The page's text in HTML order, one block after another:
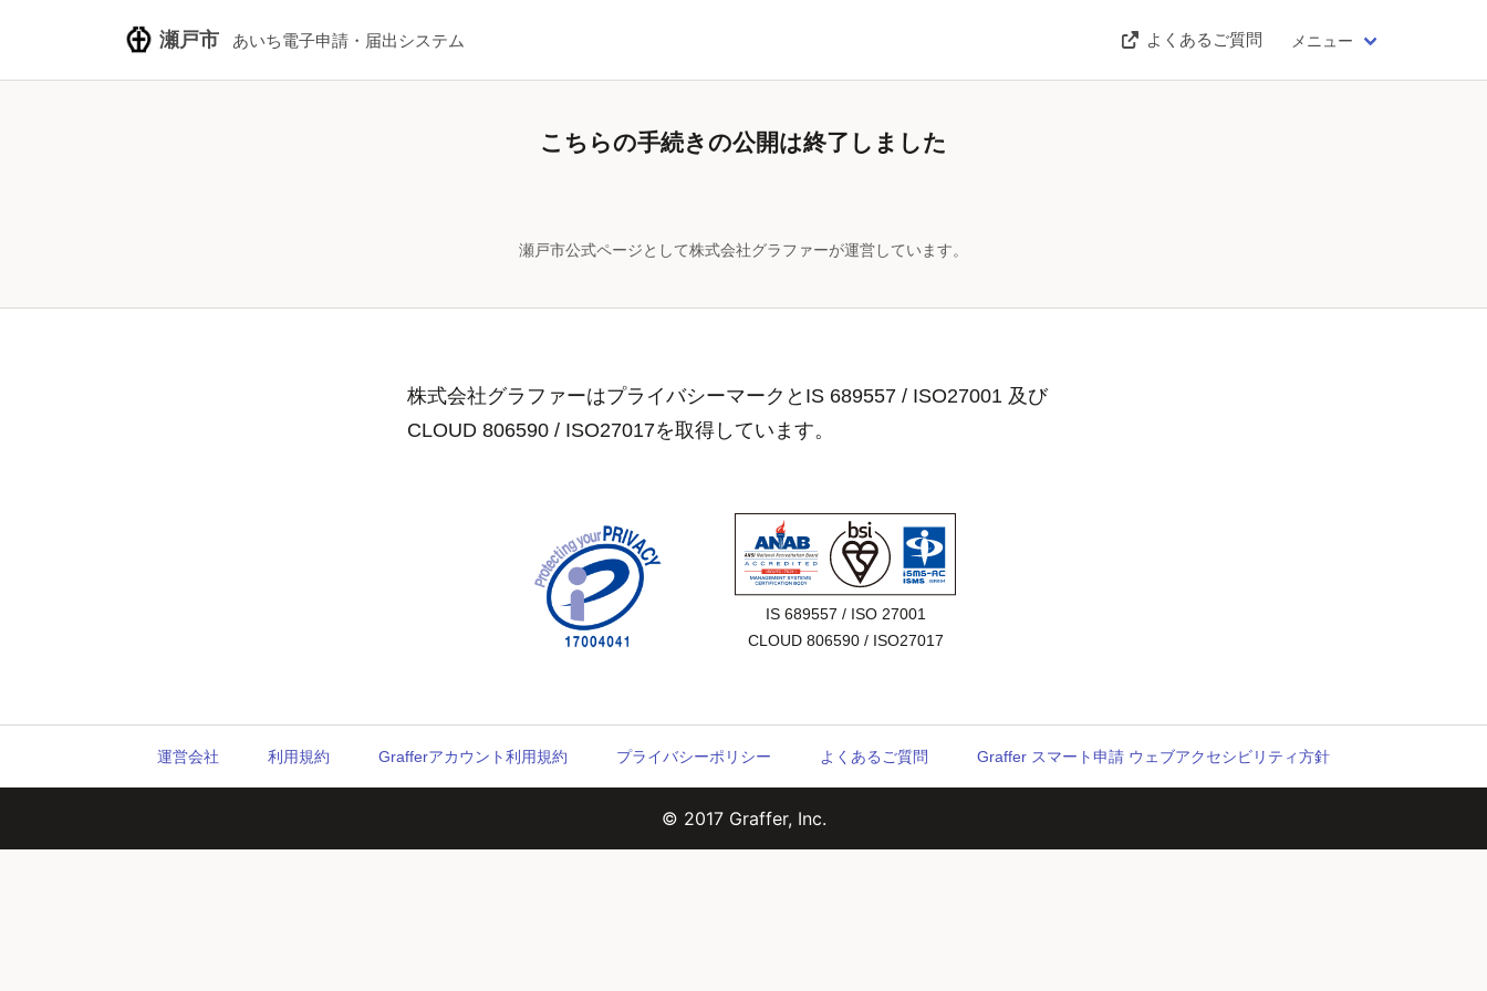
瀬戸市 あいち電子申請・届出システム よくあるご質問 メニュー
こちらの手続きの公開は終了しました
瀬戸市公式ページとして株式会社グラファーが運営しています。
株式会社グラファーはプライバシーマークとIS 689557 / ISO27001 及び
CLOUD 806590 / ISO27017を取得しています。
IS 689557 / ISO 27001
CLOUD 806590 / ISO27017
運営会社 利用規約 Grafferアカウント利用規約 プライバシーポリシー よくあるご質問 Graffer スマート申請 ウェブアクセシビリティ方針
© 2017 Graffer, Inc.